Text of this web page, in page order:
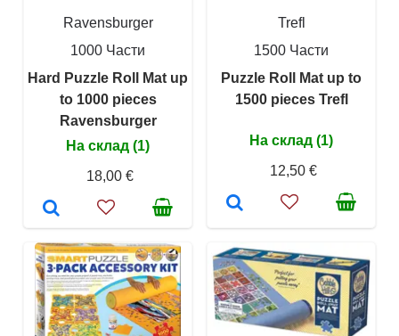
Ravensburger
1000 Части
Hard Puzzle Roll Mat up
to 1000 pieces
Ravensburger
На склад (1)
18,00 €
Trefl
1500 Части
Puzzle Roll Mat up to
1500 pieces Trefl
На склад (1)
12,50 €